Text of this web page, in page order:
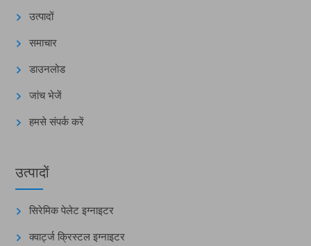
उत्पादों
समाचार
डाउनलोड
जांच भेजें
हमसे संपर्क करें
उत्पादों
सिरेमिक पेलेट इग्नाइटर
क्वार्ट्ज क्रिस्टल इग्नाइटर